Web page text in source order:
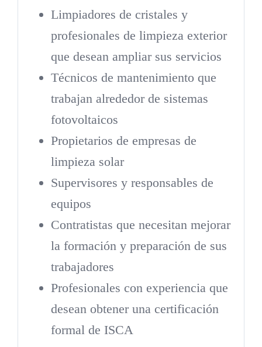
Limpiadores de cristales y
profesionales de limpieza exterior
que desean ampliar sus servicios
Técnicos de mantenimiento que
trabajan alrededor de sistemas
fotovoltaicos
Propietarios de empresas de
limpieza solar
Supervisores y responsables de
equipos
Contratistas que necesitan mejorar
la formación y preparación de sus
trabajadores
Profesionales con experiencia que
desean obtener una certificación
formal de ISCA